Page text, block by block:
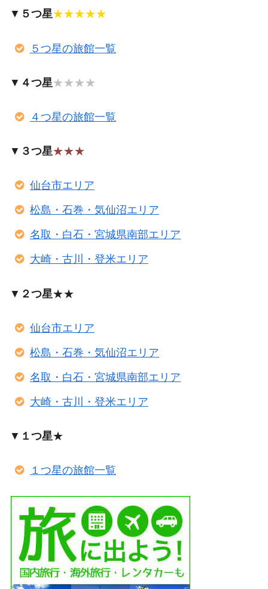
▼ ５つ星★★★★★
５つ星の旅館一覧
▼ ４つ星★★★★
４つ星の旅館一覧
▼ ３つ星★★★
仙台市エリア
松島・石巻・気仙沼エリア
名取・白石・宮城県南部エリア
大崎・古川・登米エリア
▼ ２つ星★★
仙台市エリア
松島・石巻・気仙沼エリア
名取・白石・宮城県南部エリア
大崎・古川・登米エリア
▼ １つ星★
１つ星の旅館一覧